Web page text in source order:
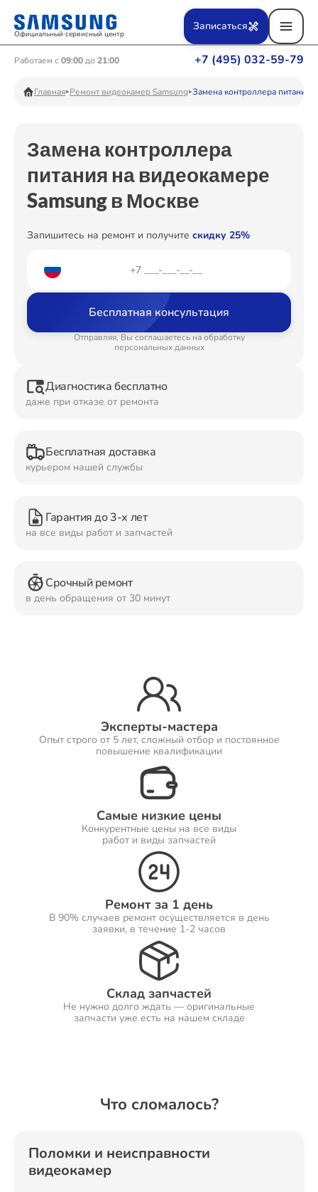
Официальный сервисный центр
+7 (495) 032-59-79
Работаем с 09:00до 21:00
Записаться
Главная Ремонт видеокамер Samsung Замена контроллера питания
Замена контроллера
питания на видеокамере
Samsung в Москве
Запишитесь на ремонт и получите скидку 25%
Бесплатная консультация
Отправляя, Вы соглашаетесь на обработку
персональных данных
Диагностика бесплатно
даже при отказе от ремонта
Бесплатная доставка
курьером нашей службы
Гарантия до 3-х лет
на все виды работ и запчастей
Срочный ремонт
в день обращения от 30 минут
Эксперты-мастера
Опыт строго от 5 лет, сложный отбор и постоянное
повышение квалификации
Самые низкие цены
Конкурентные цены на все виды
работ и виды запчастей
Ремонт за 1 день
В 90% случаев ремонт осуществляется в день
заявки, в течение 1-2 часов
Склад запчастей
Не нужно долго ждать — оригинальные
запчасти уже есть на нашем складе
Что сломалось?
Поломки и неисправности
видеокамер
Ремонт Вертикальных пылесосов
Ремонт Телевизоров
Ремонт Пылесосов
Ремонт Планшетов
Ремонт Принтеров
Ремонт Саундбаров
Ремонт VR систем
Ремонт Сабвуферов
Ремонт Посудомоечных машин
Ремонт Холодильников
Ремонт Варочных панелей